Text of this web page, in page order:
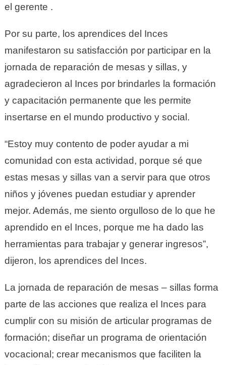
el gerente .
Por su parte, los aprendices del Inces
manifestaron su satisfacción por participar en la
jornada de reparación de mesas y sillas, y
agradecieron al Inces por brindarles la formación
y capacitación permanente que les permite
insertarse en el mundo productivo y social.
“Estoy muy contento de poder ayudar a mi
comunidad con esta actividad, porque sé que
estas mesas y sillas van a servir para que otros
niños y jóvenes puedan estudiar y aprender
mejor. Además, me siento orgulloso de lo que he
aprendido en el Inces, porque me ha dado las
herramientas para trabajar y generar ingresos”,
dijeron, los aprendices del Inces.
La jornada de reparación de mesas – sillas forma
parte de las acciones que realiza el Inces para
cumplir con su misión de articular programas de
formación; diseñar un programa de orientación
vocacional; crear mecanismos que faciliten la